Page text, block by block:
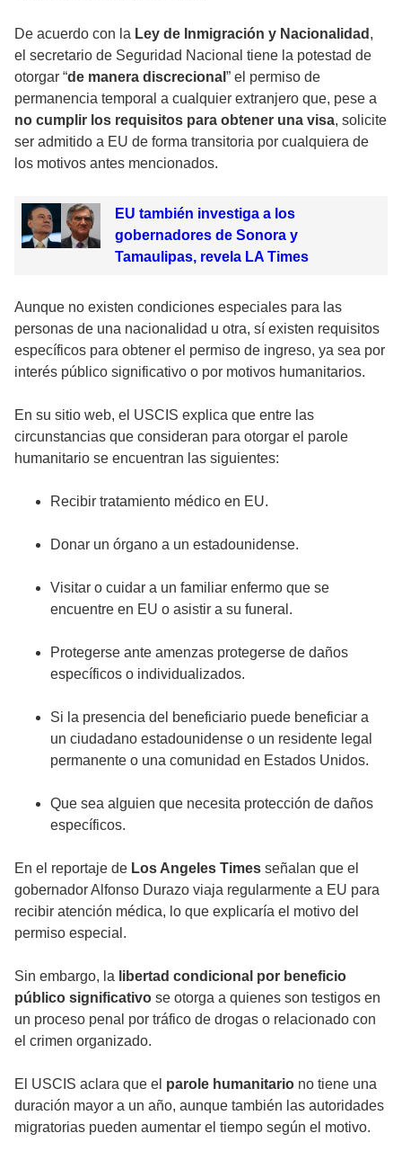
De acuerdo con la Ley de Inmigración y Nacionalidad ,
el secretario de Seguridad Nacional tiene la potestad de
otorgar “de manera discrecional ” el permiso de
permanencia temporal a cualquier extranjero que, pese a
no cumplir los requisitos para obtener una visa, solicite
ser admitido a EU de forma transitoria por cualquiera de
los motivos antes mencionados.
EU también investiga a los
gobernadores de Sonora y
Tamaulipas, revela LA Times
Aunque no existen condiciones especiales para las
personas de una nacionalidad u otra, sí existen requisitos
específicos para obtener el permiso de ingreso, ya sea por
interés público significativo o por motivos humanitarios.
En su sitio web, el USCIS explica que entre las
circunstancias que consideran para otorgar el parole
humanitario se encuentran las siguientes:
Recibir tratamiento médico en EU.
Donar un órgano a un estadounidense.
Visitar o cuidar a un familiar enfermo que se
encuentre en EU o asistir a su funeral.
Protegerse ante amenzas protegerse de daños
específicos o individualizados.
Si la presencia del beneficiario puede beneficiar a
un ciudadano estadounidense o un residente legal
permanente o una comunidad en Estados Unidos.
Que sea alguien que necesita protección de daños
específicos.
En el reportaje de Los Angeles Times señalan que el
gobernador Alfonso Durazo viaja regularmente a EU para
recibir atención médica, lo que explicaría el motivo del
permiso especial.
Sin embargo, la libertad condicional por beneficio
público significativo se otorga a quienes son testigos en
un proceso penal por tráfico de drogas o relacionado con
el crimen organizado.
El USCIS aclara que el parole humanitario no tiene una
duración mayor a un año, aunque también las autoridades
migratorias pueden aumentar el tiempo según el motivo.